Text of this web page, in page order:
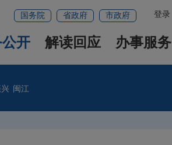
登录
国务院 省政府 市政府
开 解读回应 办事服务
闽江